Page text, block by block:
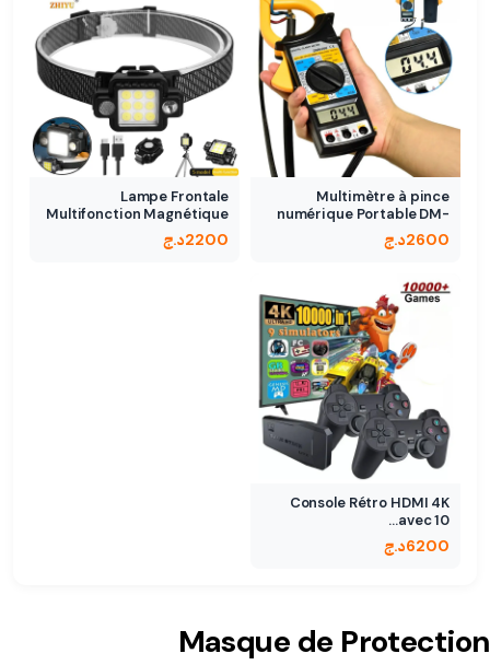
Multimètre à pince
numérique Portable DM-
6266
2600د.ج
Lampe Frontale
Multifonction Magnétique
- 5…
2200د.ج
Console Rétro HDMI 4K
avec 10…
6200د.ج
Masque de Protection